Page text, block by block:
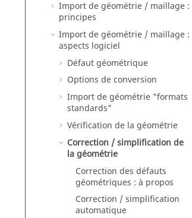
Import de géométrie / maillage :
principes
Import de géométrie / maillage :
aspects logiciel
Défaut géométrique
Options de conversion
Import de géométrie "formats
standards"
Vérification de la géométrie
Correction / simplification de
la géométrie
Correction des défauts
géométriques : à propos
Correction / simplification
automatique